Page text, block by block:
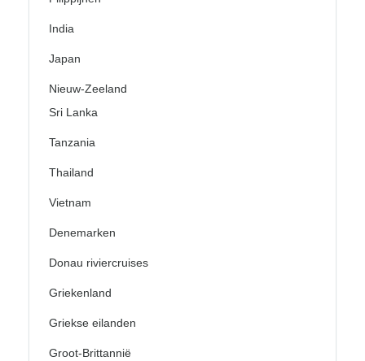
India
Japan
Nieuw-Zeeland
Sri Lanka
Tanzania
Thailand
Vietnam
Denemarken
Donau riviercruises
Griekenland
Griekse eilanden
Groot-Brittannië